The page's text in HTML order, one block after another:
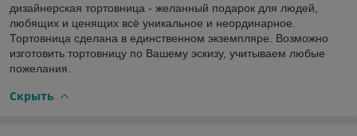
дизайнерская тортовница - желанный подарок для людей,
любящих и ценящих всё уникальное и неординарное.
Тортовница сделана в единственном экземпляре. Возможно
изготовить тортовницу по Вашему эскизу, учитываем любые
пожелания.
Скрыть